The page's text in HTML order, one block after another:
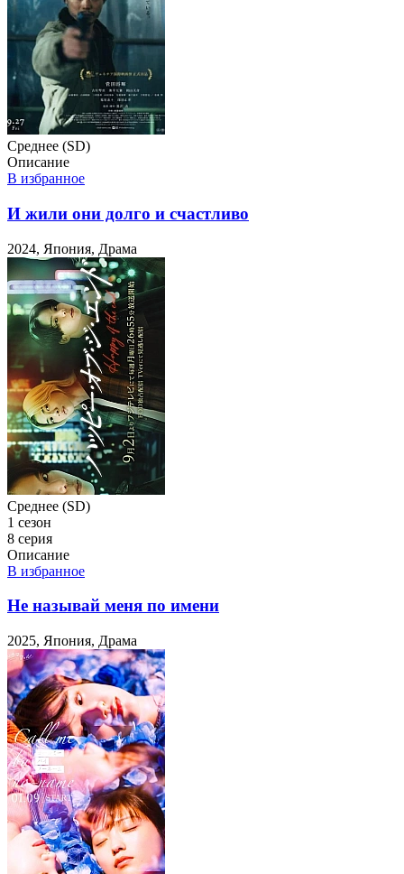
Среднее (SD)
Описание
В избранное
И жили они долго и счастливо
2024, Япония, Драма
Среднее (SD)
1 сезон
8 серия
Описание
В избранное
Не называй меня по имени
2025, Япония, Драма